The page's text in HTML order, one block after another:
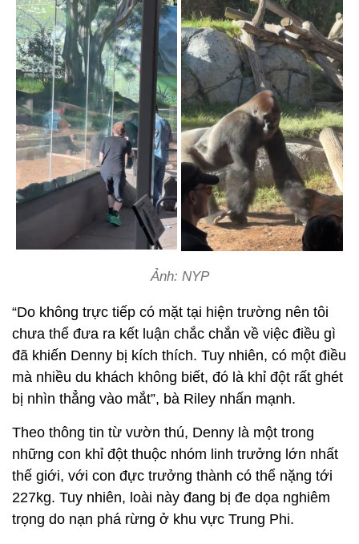
Ảnh: NYP
“Do không trực tiếp có mặt tại hiện trường nên tôi
chưa thể đưa ra kết luận chắc chắn về việc điều gì
đã khiến Denny bị kích thích. Tuy nhiên, có một điều
mà nhiều du khách không biết, đó là khỉ đột rất ghét
bị nhìn thẳng vào mắt”, bà Riley nhấn mạnh.
Theo thông tin từ vườn thú, Denny là một trong
những con khỉ đột thuộc nhóm linh trưởng lớn nhất
thế giới, với con đực trưởng thành có thể nặng tới
227kg. Tuy nhiên, loài này đang bị đe dọa nghiêm
trọng do nạn phá rừng ở khu vực Trung Phi.